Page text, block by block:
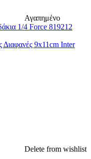
Αγαπημένο
1/4 Force 819212
Delete from wishlist